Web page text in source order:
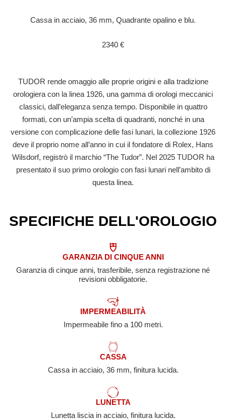
Cassa in acciaio, 36 mm, Quadrante opalino e blu.
2340 €
TUDOR rende omaggio alle proprie origini e alla tradizione
orologiera con la linea 1926, una gamma di orologi meccanici
classici, dall’eleganza senza tempo. Disponibile in quattro
formati, con un’ampia scelta di quadranti, nonché in una
versione con complicazione delle fasi lunari, la collezione 1926
deve il proprio nome all’anno in cui il fondatore di Rolex, Hans
Wilsdorf, registrò il marchio “The Tudor”. Nel 2025 TUDOR ha
presentato il suo primo orologio con fasi lunari nell’ambito di
questa linea.
SPECIFICHE DELL'OROLOGIO
GARANZIA DI CINQUE ANNI
Garanzia di cinque anni, trasferibile, senza registrazione né
revisioni obbligatorie.
IMPERMEABILITÀ
Impermeabile fino a 100 metri.
CASSA
Cassa in acciaio, 36 mm, finitura lucida.
LUNETTA
Lunetta liscia in acciaio, finitura lucida.